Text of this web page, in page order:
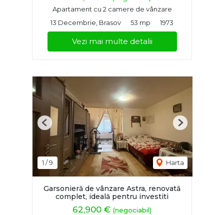
Apartament cu 2 camere de vânzare
13 Decembrie, Brasov
53 mp 1973
Vezi mai multe detalii
1 /9 Harta
Previous Next
Garsonieră de vânzare Astra, renovată
complet, ideală pentru investiti
62,900 € (negociabil)